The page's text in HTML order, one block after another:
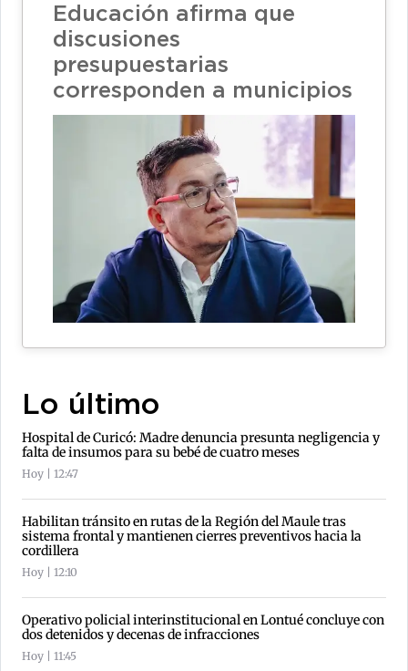
Educación afirma que
discusiones
presupuestarias
corresponden a municipios
Lo último
Hospital de Curicó: Madre denuncia presunta negligencia y
falta de insumos para su bebé de cuatro meses
Hoy | 12:47
Habilitan tránsito en rutas de la Región del Maule tras
sistema frontal y mantienen cierres preventivos hacia la
cordillera
Hoy | 12:10
Operativo policial interinstitucional en Lontué concluye con
dos detenidos y decenas de infracciones
Hoy | 11:45